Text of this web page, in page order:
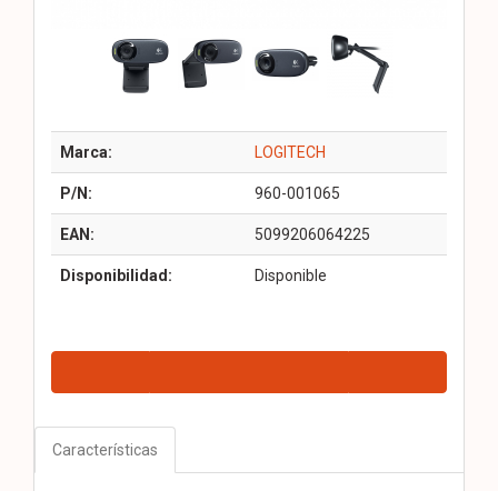
Marca: LOGITECH
P/N: 960-001065
EAN: 5099206064225
Disponibilidad: Disponible
Características